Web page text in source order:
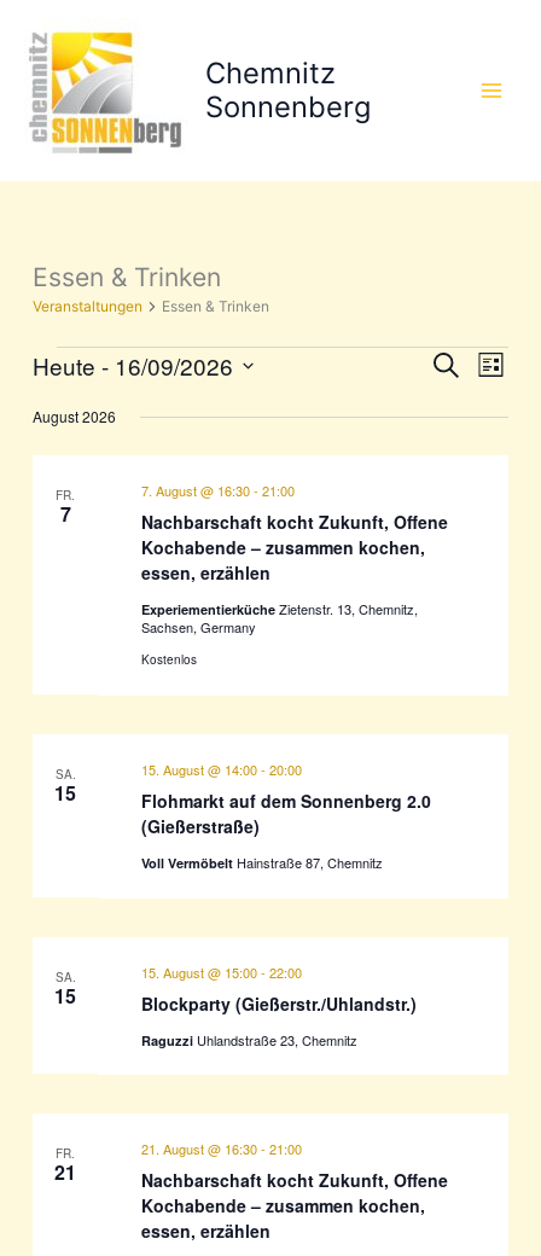
Inhalt
springen
Chemnitz
Sonnenberg
Essen & Trinken
Veranstaltungen Essen & Trinken
Veranstaltungen
und
Suche
Liste
Heute - 16/09/2026
wählen.
August 2026
FR.
7
Nachbarschaft kocht Zukunft, Offene
Kochabende – zusammen kochen,
essen, erzählen
7. August @ 16:30- 21:00
Experiementierküche Zietenstr. 13, Chemnitz,
Sachsen, Germany
Kostenlos
SA.
15
Flohmarkt auf dem Sonnenberg 2.0
(Gießerstraße)
15. August @ 14:00- 20:00
Voll Vermöbelt Hainstraße 87, Chemnitz
SA.
15 Blockparty (Gießerstr./Uhlandstr.)
15. August @ 15:00- 22:00
Raguzzi Uhlandstraße 23, Chemnitz
FR.
21
Nachbarschaft kocht Zukunft, Offene
Kochabende – zusammen kochen,
essen, erzählen
21. August @ 16:30- 21:00